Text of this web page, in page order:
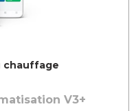
chauffage
V3+